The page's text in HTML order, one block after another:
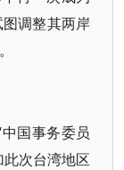
调整其两岸
国事务委员
次台湾地区